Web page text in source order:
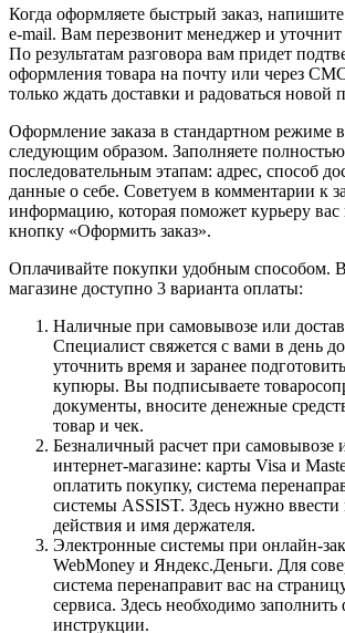
Когда оформляете быстрый заказ,
e-mail. Вам перезвонит менеджер и уточнит
По результатам разговора вам придет
оформления товара на почту или через
только ждать доставки и радоваться новой
Оформление заказа в стандартном режиме
следующим образом. Заполняете
последовательным этапам: адрес, способ
данные о себе. Советуем в комментарии к
информацию, которая поможет курьеру
кнопку «Оформить заказ».
Оплачивайте покупки удобным способом.
магазине доступно 3 варианта оплаты:
Наличные при самовывозе или
Специалист свяжется с вами в день
уточнить время и заранее
купюры. Вы подписываете
документы, вносите денежные
товар и чек.
Безналичный расчет при самовывозе
интернет-магазине: карты Visa и
оплатить покупку, система
системы ASSIST. Здесь нужно
действия и имя держателя.
Электронные системы при онлайн-
WebMoney и Яндекс.Деньги. Для
система перенаправит вас на
сервиса. Здесь необходимо
инструкции.